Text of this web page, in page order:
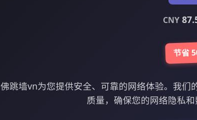
CNY
节省
佛跳墙vn为您提供安全、可靠的网络体验。我
质量，确保您的网络隐私和